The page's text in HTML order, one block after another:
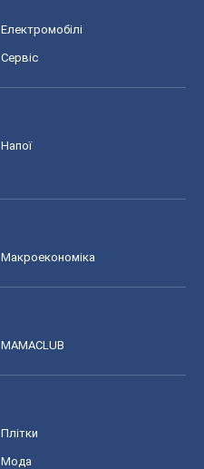
Електромобілі
Сервіс
Напої
Макроекономіка
MAMACLUB
Плітки
Мода